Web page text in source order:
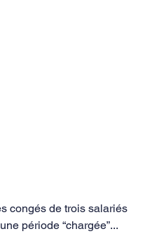
congés de trois salariés
période “chargée”...